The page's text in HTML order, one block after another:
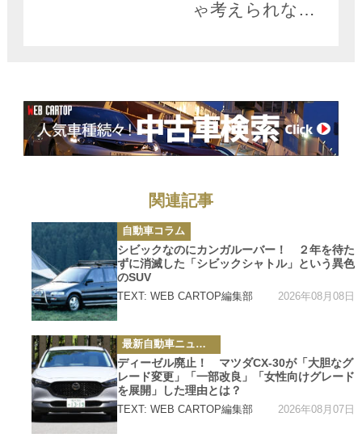
ゃ考えられない
関連記事
カ
テ
ゴ
リ
ー
自動車コラム
シビックなのにカンガルーバー！ ２年を待た
ずに消滅した「シビックシャトル」という異色
のSUV
TEXT: WEB CARTOP編集部 2026年08月08日
カ
テ
ゴ
リ
ー
最新自動車ニュース
ディーゼル廃止！ マツダCX-30が「大胆なグ
レード変更」「一部改良」「女性向けグレード
を展開」した理由とは？
TEXT: WEB CARTOP編集部 2026年08月07日